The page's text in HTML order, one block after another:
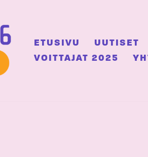
ETUSIVU UUTISET
VOITTAJAT 2025